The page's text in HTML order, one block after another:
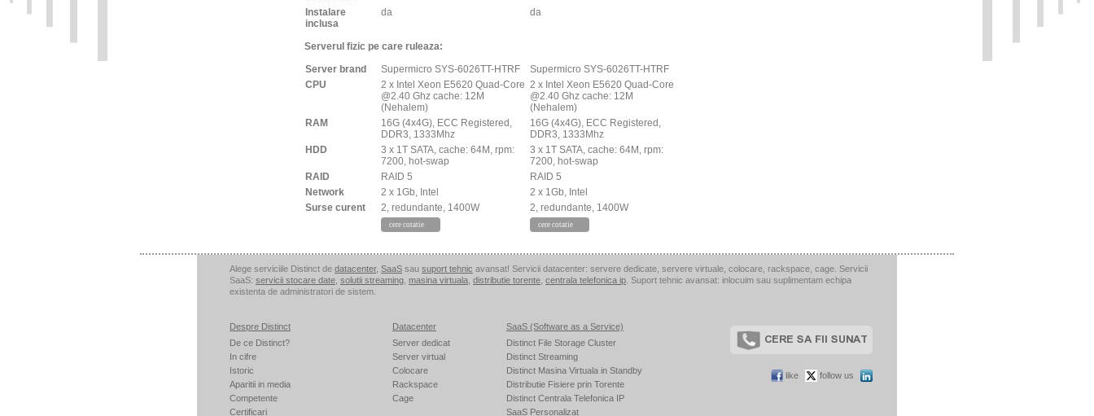
Instalare
inclusa
da da
Serverul fizic pe care ruleaza:
Server brand
Supermicro SYS-6026TT-HTRF
Supermicro SYS-6026TT-HTRF
CPU
2 x Intel Xeon E5620 Quad-Core
@2.40 Ghz cache: 12M
(Nehalem)
2 x Intel Xeon E5620 Quad-Core
@2.40 Ghz cache: 12M
(Nehalem)
RAM
16G (4x4G), ECC Registered,
DDR3, 1333Mhz
16G (4x4G), ECC Registered,
DDR3, 1333Mhz
HDD
3 x 1T SATA, cache: 64M, rpm:
7200, hot-swap
3 x 1T SATA, cache: 64M, rpm:
7200, hot-swap
RAID
RAID 5
RAID 5
Network
2 x 1Gb, Intel
2 x 1Gb, Intel
Surse curent
2, redundante, 1400W 2, redundante, 1400W
cere cotatie cere cotatie
Alege serviciile Distinct de datacenter, SaaS sau suport tehnic avansat! Servicii datacenter: servere dedicate, servere virtuale, colocare, rackspace, cage. Servicii
SaaS: servicii stocare date solutii streaming masina virtuala distributie torente centrala telefonica ip . Suport tehnic avansat: inlocuim sau suplimentam echipa
existenta de administratori de sistem.
Despre Distinct
De ce Distinct?
In cifre
Istoric
Aparitii in media
Competente
Certificari
Datacenter
Server dedicat
Server virtual
Colocare
Rackspace
Cage
SaaS (Software as a Service)
Distinct File Storage Cluster
Distinct Streaming
Distinct Masina Virtuala in Standby
Distributie Fisiere prin Torente
Distinct Centrala Telefonica IP
SaaS Personalizat
like follow us